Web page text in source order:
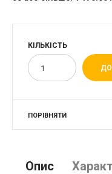
КІЛЬКІСТЬ
ПОРІВНЯТИ
Опис